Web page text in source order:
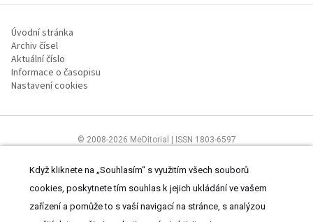
Úvodní stránka
Archiv čísel
Aktuální číslo
Informace o časopisu
Nastavení cookies
© 2008-2026 MeDitorial | ISSN 1803-6597
zdravotnictví.Čtěte prohlášeníaZásady zpracování osobních údajů
Když kliknete na „Souhlasím“ s využitím všech souborů
cookies, poskytnete tím souhlas k jejich ukládání ve vašem
zařízení a pomůže to s vaší navigací na stránce, s analýzou